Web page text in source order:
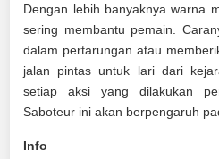
Dengan lebih banyaknya warna
sering membantu pemain.
dalam pertarungan atau
jalan pintas untuk lari dari
setiap aksi yang dilakukan
Saboteur ini akan berpengaruh
Info